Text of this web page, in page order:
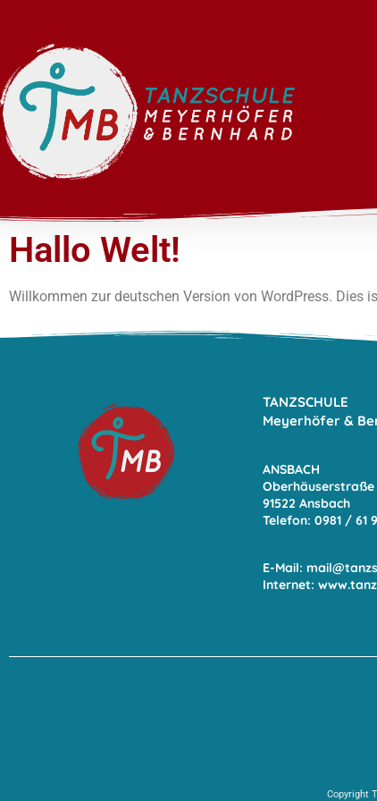
Hallo Welt!
Willkommen zur deutschen Version von WordPress. Dies
TANZSCHULE
Meyerhöfer &
ANSBACH
Oberhäuserstraße
91522 Ansbach
Telefon: 0981 / 61 9
E-Mail:
Internet:
Copyright